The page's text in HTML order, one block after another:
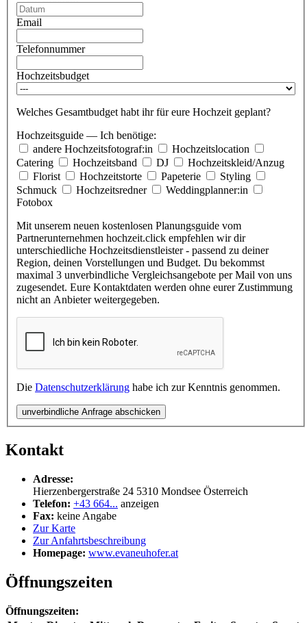
Email
Telefonnummer
Hochzeitsbudget
Welches Gesamtbudget habt ihr für eure Hochzeit geplant?
Hochzeitsguide — Ich benötige:
andere Hochzeitsfotograf:in
Hochzeitslocation
Catering
Hochzeitsband DJ
Hochzeitskleid/Anzug
Florist
Hochzeitstorte Papeterie
Styling
Schmuck
Hochzeitsredner
Weddingplanner:in
Fotobox
Mit unserem neuen kostenlosen Planungsguide vom
Partnerunternehmen hochzeit.click empfehlen wir dir
unterschiedliche Hochzeitsdienstleister - passend zu deiner
Region, deinen Vorstellungen und Budget. Du bekommst
maximal 3 unverbindliche Vergleichsangebote per Mail von uns
zugesendet. Eure Kontaktdaten werden ohne eurer Zustimmung
nicht an Anbieter weitergegeben.
Die Datenschutzerklärung habe ich zur Kenntnis genommen.
unverbindliche Anfrage abschicken
Kontakt
Adresse:
Hierzenbergerstraße 24 5310 Mondsee Österreich
Telefon: +43 664... anzeigen
Fax: keine Angabe
Zur Karte
Zur Anfahrtsbeschreibung
Homepage: www.evaneuhofer.at
Öffnungszeiten
Öffnungszeiten: